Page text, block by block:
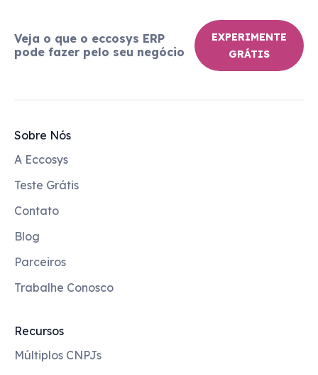
Veja o que o eccosys ERP
pode fazer pelo seu negócio
EXPERIMENTE
GRÁTIS
Sobre Nós
A Eccosys
Teste Grátis
Contato
Blog
Parceiros
Trabalhe Conosco
Recursos
Múltiplos CNPJs